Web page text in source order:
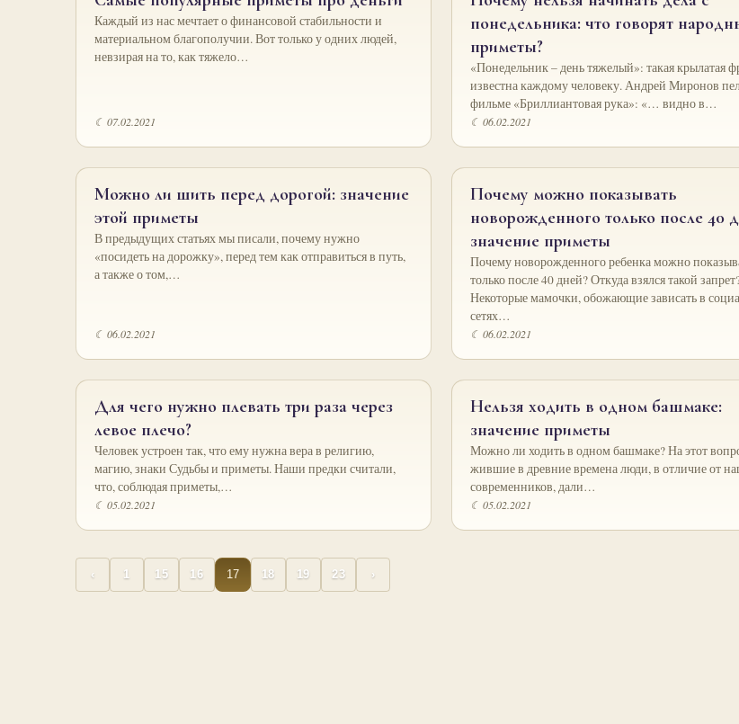
Каждый из нас мечтает о финансовой стабильности и
материальном благополучии. Вот только у одних людей,
невзирая на то, как тяжело…
☾ 07.02.2021
понедельника: что говорят
приметы?
«Понедельник – день тяжелый»: такая крылатая
известна каждому человеку. Андрей Миронов
фильме «Бриллиантовая рука»: «… видно в…
☾ 06.02.2021
Можно ли шить перед дорогой: значение
этой приметы
В предыдущих статьях мы писали, почему нужно
«посидеть на дорожку», перед тем как отправиться в путь,
а также о том,…
☾ 06.02.2021
Почему можно показывать
новорожденного только после 40
значение приметы
Почему новорожденного ребенка можно
только после 40 дней? Откуда взялся такой
Некоторые мамочки, обожающие зависать в
сетях…
☾ 06.02.2021
Для чего нужно плевать три раза через
левое плечо?
Человек устроен так, что ему нужна вера в религию,
магию, знаки Судьбы и приметы. Наши предки считали,
что, соблюдая приметы,…
☾ 05.02.2021
Нельзя ходить в одном башмаке:
значение приметы
Можно ли ходить в одном башмаке? На этот
жившие в древние времена люди, в отличие от
современников, дали…
☾ 05.02.2021
‹ 1 15 16 17 18 19 23 ›